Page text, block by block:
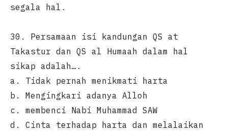
segala hal.
30. Persamaan isi kandungan QS at
Takastur dan QS al Humaah dalam hal
sikap adalah….
a. Tidak pernah menikmati harta
b. Mengingkari adanya Alloh
c. membenci Nabi Muhammad SAW
d. Cinta terhadap harta dan melalaikan